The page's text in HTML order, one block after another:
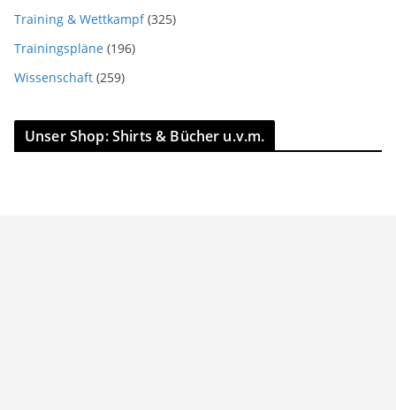
Training & Wettkampf(325)
Trainingspläne (196)
Wissenschaft (259)
Unser Shop: Shirts & Bücher u.v.m.